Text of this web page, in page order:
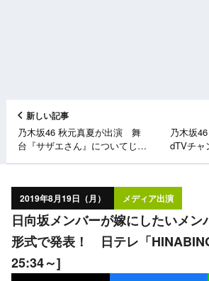
新しい記事
乃木坂46 秋元真夏が出演 舞
台『サザエさん』についてじっ
乃木坂
dTVチャ
2019年8月19日（月） メディア出演
日向坂メンバーが嫁にしたいメンバーをランキング
形式で発表！ 日テレ「
25:34～]